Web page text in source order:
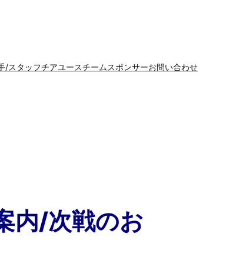
/スタッフチアユースチームスポンサーお問い合わせ
内/次戦のお